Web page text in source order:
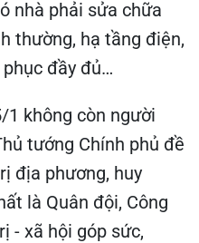
nhà phải sửa chữa
thường, hạ tầng điện,
đầy đủ…
không còn người
tướng Chính phủ đề
địa phương, huy
là Quân đội, Công
- xã hội góp sức,